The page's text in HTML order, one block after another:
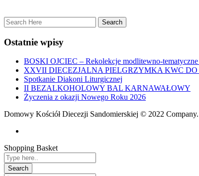
Ostatnie wpisy
BOSKI OJCIEC – Rekolekcje modlitewno-
XXVII DIECEZJALNA PIELGRZYMKA KWC
Spotkanie Diakoni Liturgicznej
II BEZALKOHOLOWY BAL KARNAWAŁOWY
Życzenia z okazji Nowego Roku 2026
Domowy Kościół Diecezji Sandomierskiej © 2022
Shopping Basket